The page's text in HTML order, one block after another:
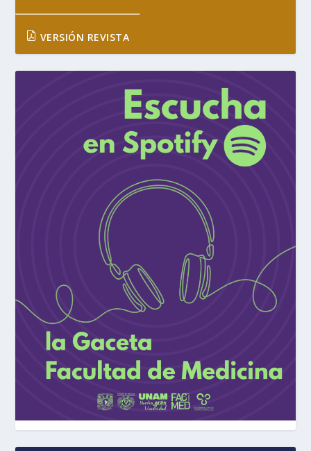
VERSIÓN REVISTA